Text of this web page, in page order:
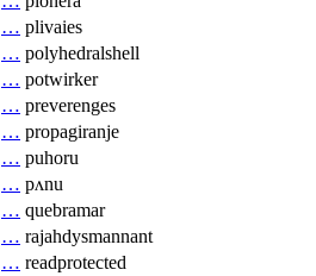
… plivaies
… polyhedralshell
… potwirker
… preverenges
… propagiranje
… puhoru
… pʌnu
… quebramar
… rajahdysmannant
… readprotected